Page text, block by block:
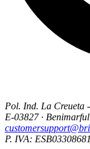
Pol. Ind. La Creueta
E-03827 ·
P. IVA: ESB03308681